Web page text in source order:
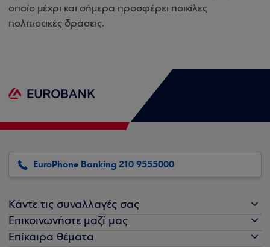
οποίο μέχρι και σήμερα προσφέρει ποικίλες
πολιτιστικές δράσεις.
EuroPhone Banking 210 9555000
Κάντε τις συναλλαγές σας
Επικοινωνήστε μαζί μας
Επίκαιρα θέματα